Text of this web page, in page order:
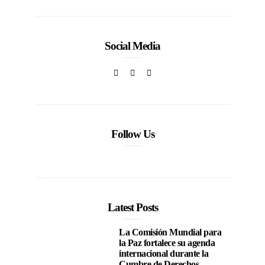
Social Media
Follow Us
Latest Posts
La Comisión Mundial para
la Paz fortalece su agenda
internacional durante la